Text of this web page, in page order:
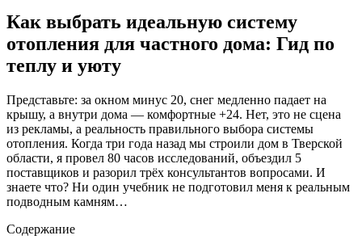
Как выбрать идеальную систему
отопления для частного дома: Гид по
теплу и уюту
Представьте: за окном минус 20, снег медленно падает на
крышу, а внутри дома — комфортные +24. Нет, это не сцена
из рекламы, а реальность правильного выбора системы
отопления. Когда три года назад мы строили дом в Тверской
области, я провел 80 часов исследований, объездил 5
поставщиков и разорил трёх консультантов вопросами. И
знаете что? Ни один учебник не подготовил меня к реальным
подводным камням…
Содержание